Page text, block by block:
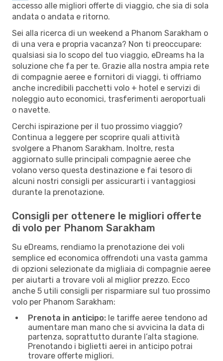
accesso alle migliori offerte di viaggio, che sia di sola
andata o andata e ritorno.
Sei alla ricerca di un weekend a Phanom Sarakham o
di una vera e propria vacanza? Non ti preoccupare:
qualsiasi sia lo scopo del tuo viaggio, eDreams ha la
soluzione che fa per te. Grazie alla nostra ampia rete
di compagnie aeree e fornitori di viaggi, ti offriamo
anche incredibili pacchetti volo + hotel e servizi di
noleggio auto economici, trasferimenti aeroportuali
o navette.
Cerchi ispirazione per il tuo prossimo viaggio?
Continua a leggere per scoprire quali attività
svolgere a Phanom Sarakham. Inoltre, resta
aggiornato sulle principali compagnie aeree che
volano verso questa destinazione e fai tesoro di
alcuni nostri consigli per assicurarti i vantaggiosi
durante la prenotazione.
Consigli per ottenere le migliori offerte
di volo per Phanom Sarakham
Su eDreams, rendiamo la prenotazione dei voli
semplice ed economica offrendoti una vasta gamma
di opzioni selezionate da migliaia di compagnie aeree
per aiutarti a trovare voli al miglior prezzo. Ecco
anche 5 utili consigli per risparmiare sul tuo prossimo
volo per Phanom Sarakham:
Prenota in anticipo: le tariffe aeree tendono ad
aumentare man mano che si avvicina la data di
partenza, soprattutto durante l’alta stagione.
Prenotando i biglietti aerei in anticipo potrai
trovare offerte migliori.